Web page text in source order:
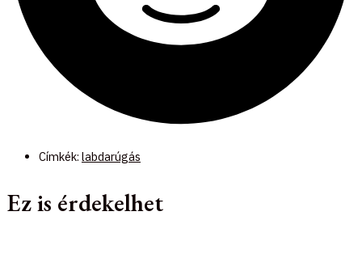
Címkék: labdarúgás
Ez is érdekelhet